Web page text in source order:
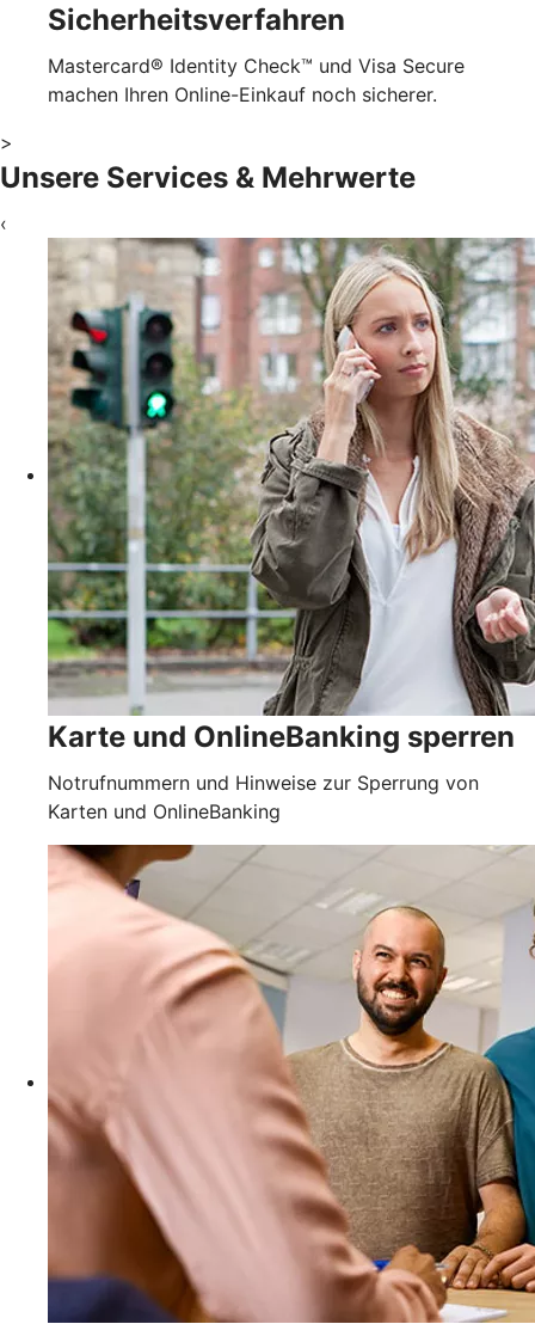
Sicherheitsverfahren
Mastercard® Identity Check™ und Visa Secure
machen Ihren Online-Einkauf noch sicherer.
>
Unsere Services & Mehrwerte
‹
Karte und OnlineBanking sperren
Notrufnummern und Hinweise zur Sperrung von
Karten und OnlineBanking